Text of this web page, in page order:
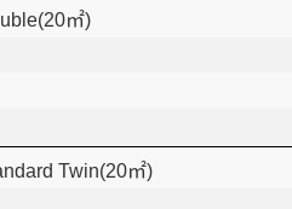
㎡)
Twin(20㎡)